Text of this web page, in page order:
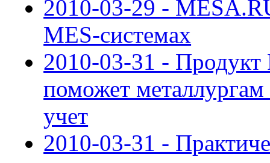
2010-03-29 -
MES-системах
2010-03-31 -
поможет
учет
2010-03-31 -